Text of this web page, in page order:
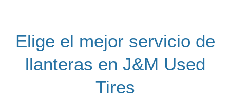
Elige el mejor servicio de
llanteras en J&M Used
Tires